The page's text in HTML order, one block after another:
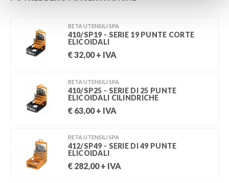
BETA UTENSILI SPA
410/SP19 - SERIE 19 PUNTE CORTE
ELICOIDALI
€32,00+ IVA
BETA UTENSILI SPA
410/SP25 - SERIE DI 25 PUNTE
ELICOIDALI CILINDRICHE
€ 63,00+ IVA
BETA UTENSILI SPA
412/SP49 - SERIE DI 49 PUNTE
ELICOIDALI
€ 282,00+ IVA